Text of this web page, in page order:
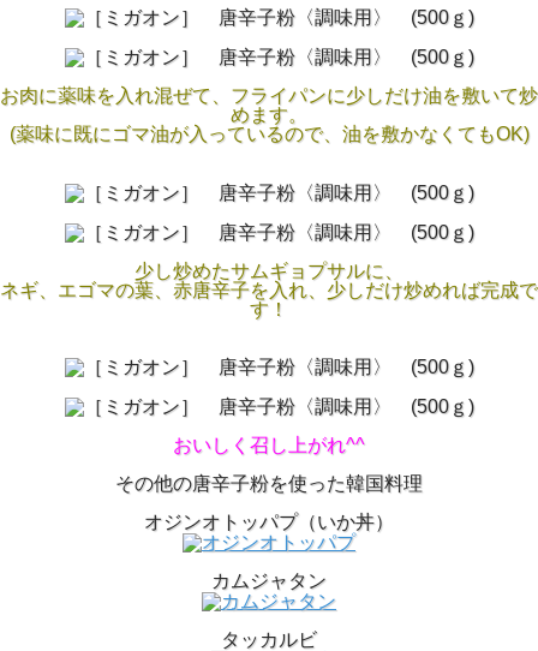
お肉に薬味を入れ混ぜて、フライパンに少しだけ油を敷いて炒
めます。
(薬味に既にゴマ油が入っているので、油を敷かなくてもOK)
少し炒めたサムギョプサルに、
ネギ、エゴマの葉、赤唐辛子を入れ、少しだけ炒めれば完成で
す！
おいしく召し上がれ^^
その他の唐辛子粉を使った韓国料理
オジンオトッパプ（いか丼）
カムジャタン
タッカルビ